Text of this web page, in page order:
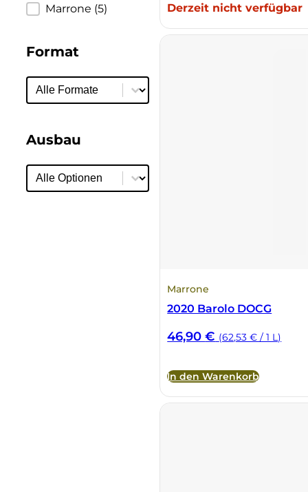
Produzent
Marrone (5)
Format
Format
Format
Ausbau
Ausbau
Ausbau
Derzeit nicht verfügbar
Marrone
2020 Barolo DOCG
46,90€ (62,53 € / 1 L)
In den Warenkorb
Ulta